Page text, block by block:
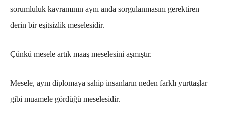
sorumluluk kavramının aynı anda sorgulanmasını gerektiren
derin bir eşitsizlik meselesidir.
Çünkü mesele artık maaş meselesini aşmıştır.
Mesele, aynı diplomaya sahip insanların neden farklı yurttaşlar
gibi muamele gördüğü meselesidir.